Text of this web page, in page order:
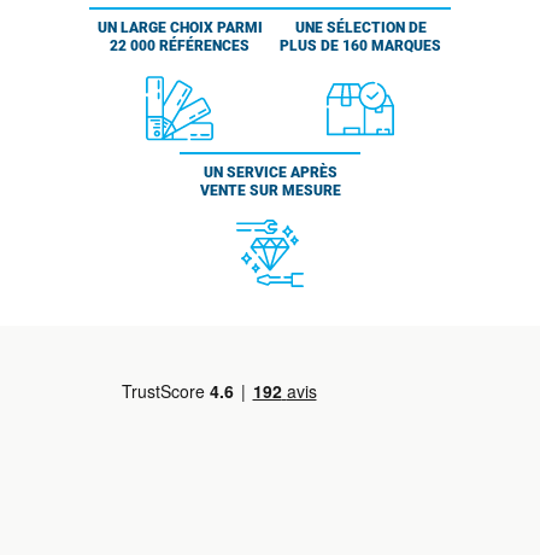
UN LARGE CHOIX PARMI
22 000 RÉFÉRENCES
UNE SÉLECTION DE
PLUS DE 160 MARQUES
UN SERVICE APRÈS
VENTE SUR MESURE